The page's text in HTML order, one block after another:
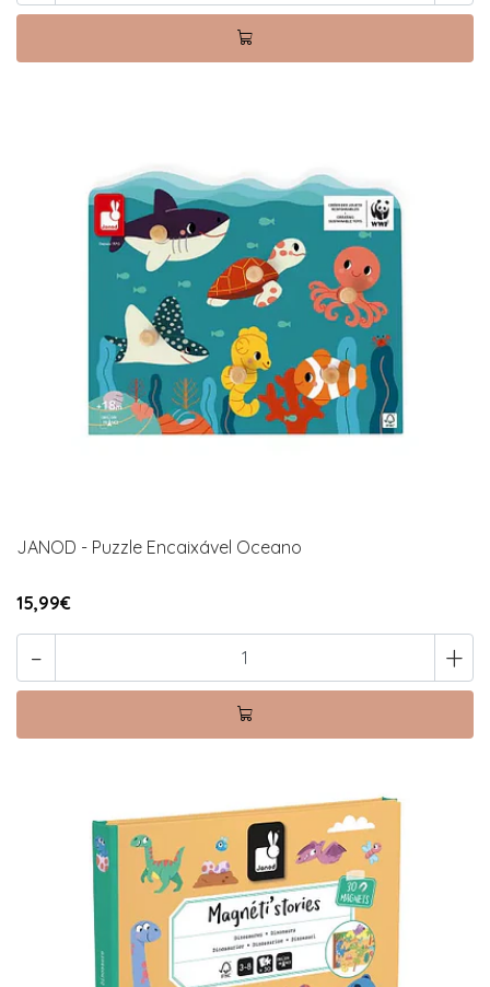
JANOD - Puzzle Encaixável Oceano
15,99€
- +